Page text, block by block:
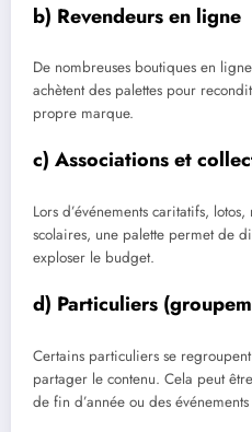
b) Revendeurs en ligne
De nombreuses boutiques en
achètent des palettes pour
propre marque.
c) Associations et
Lors d’événements caritatifs,
scolaires, une palette permet de
exploser le budget.
d) Particuliers
Certains particuliers se
partager le contenu. Cela peut
de fin d’année ou des